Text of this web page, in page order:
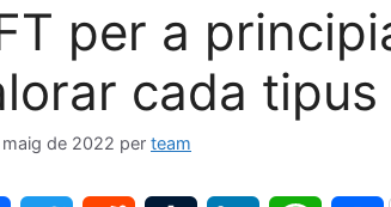
per a
cada tipus
maig de 2022 per team